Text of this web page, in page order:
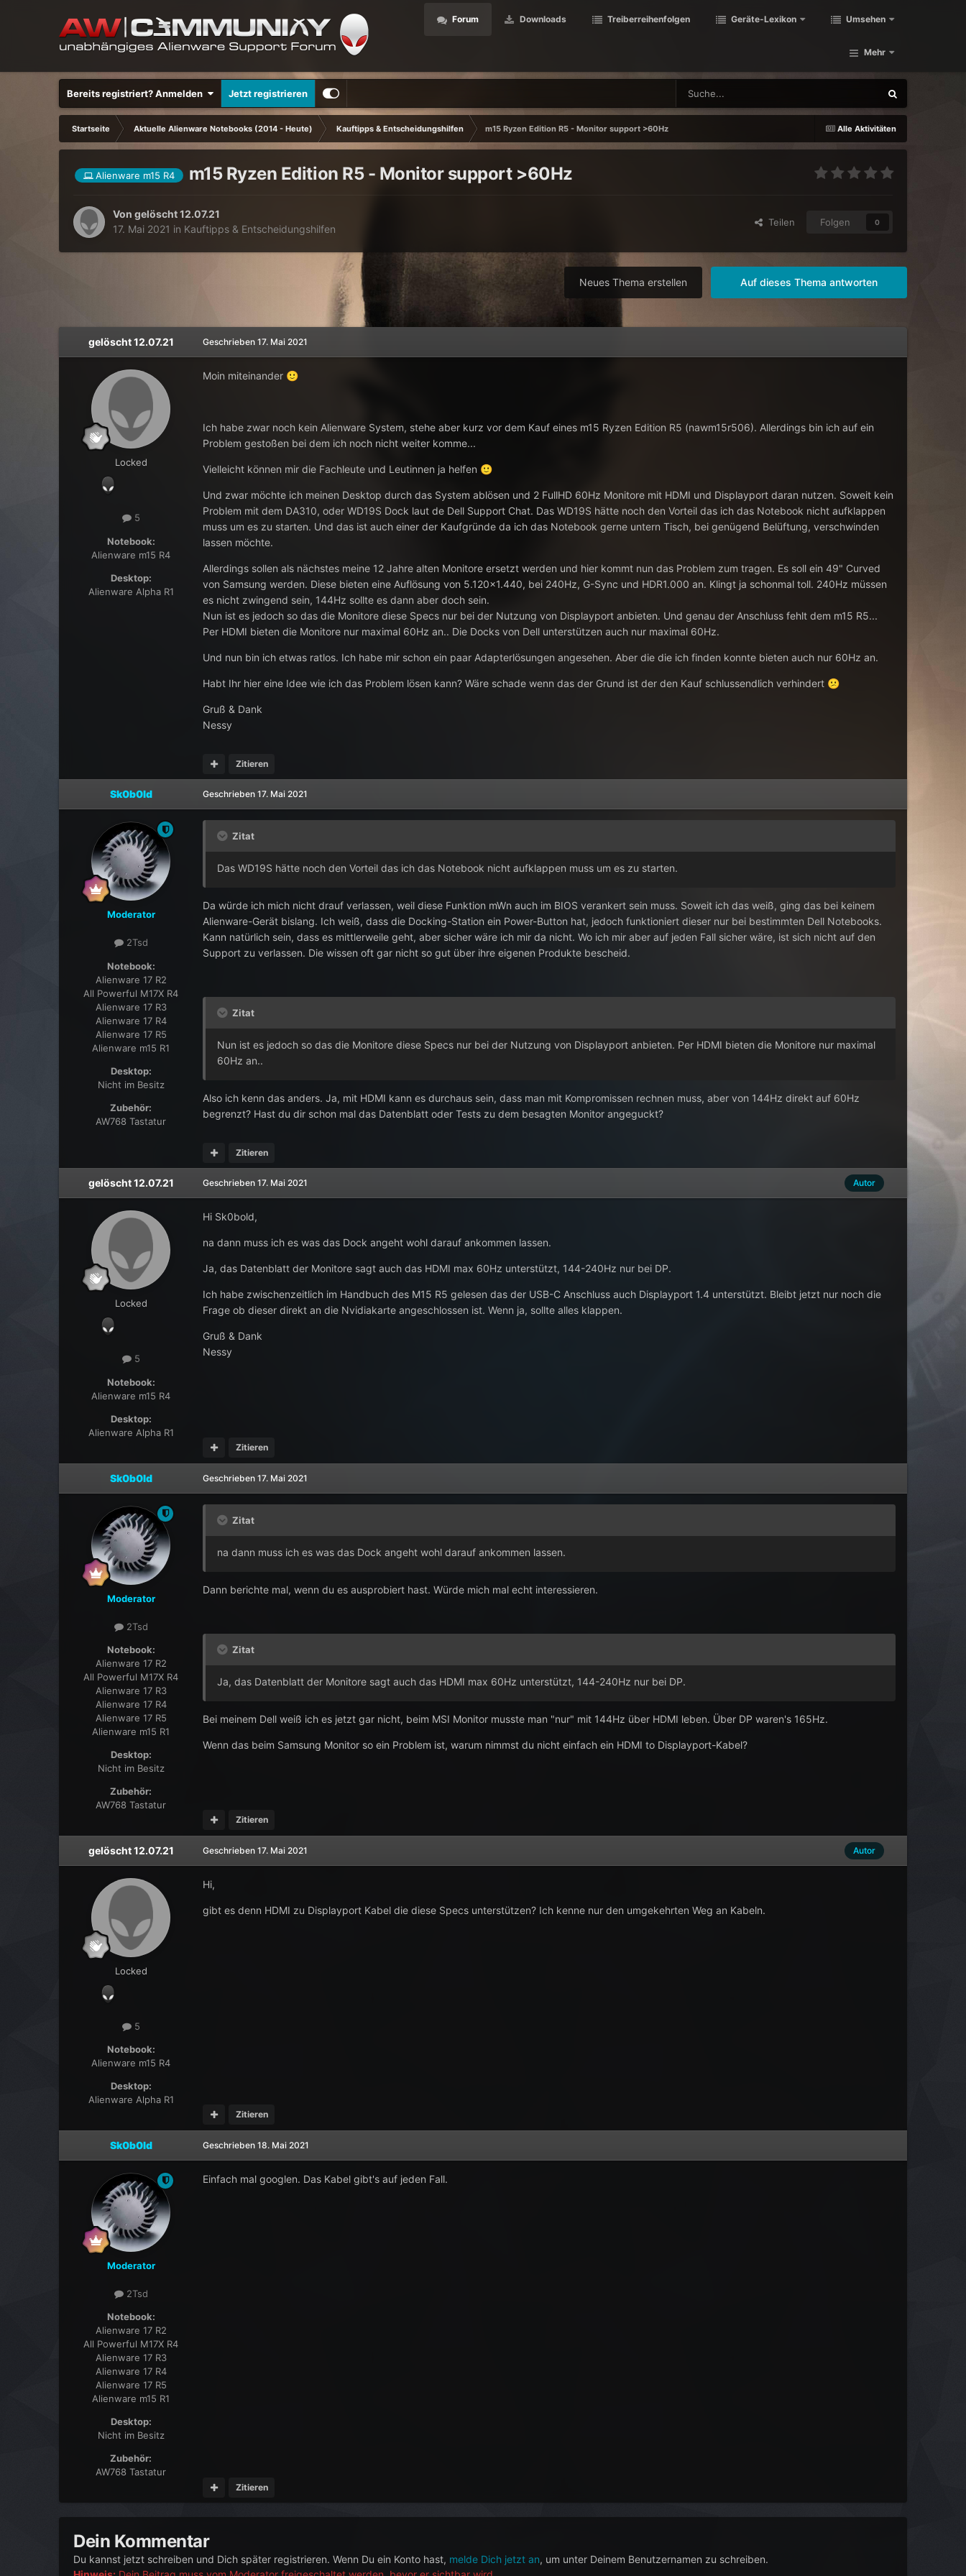
Forum Downloads Treiberreihenfolgen Geräte-Lexikon Umsehen
Mehr
Bereits registriert? Anmelden Jetzt registrieren
Alle Aktivitäten
Startseite Aktuelle Alienware Notebooks (2014 - Heute) Kauftipps & Entscheidungshilfen m15 Ryzen Edition R5 - Monitor support >60Hz
Alienware m15 R4 m15 Ryzen Edition R5 - Monitor support >60Hz
Vongelöscht 12.07.21
17. Mai 2021 in Kauftipps & Entscheidungshilfen
Teilen Folgen 0
Auf dieses Thema antworten
Neues Thema erstellen
gelöscht 12.07.21
Locked
5
Notebook:
Alienware m15 R4
Desktop:
Alienware Alpha R1
Geschrieben17. Mai 2021
Moin miteinander 🙂
Ich habe zwar noch kein Alienware System, stehe aber kurz vor dem Kauf eines m15 Ryzen Edition R5 (nawm15r506). Allerdings bin ich auf ein
Problem gestoßen bei dem ich noch nicht weiter komme...
Vielleicht können mir die Fachleute und Leutinnen ja helfen 🙂
Und zwar möchte ich meinen Desktop durch das System ablösen und 2 FullHD 60Hz Monitore mit HDMI und Displayport daran nutzen. Soweit kein
Problem mit dem DA310, oderWD19S Dock laut de Dell Support Chat. Das WD19S hätte noch den Vorteil das ich das Notebook nicht aufklappen
muss um es zu starten. Und das ist auch einer der Kaufgründe da ich das Notebook gerne untern Tisch, bei genügend Belüftung, verschwinden
lassen möchte.
Allerdings sollen als nächstes meine 12 Jahre alten Monitore ersetzt werden und hier kommt nun das Problem zum tragen. Es soll ein 49" Curved
von Samsung werden. Diese bieten eine Auflösung von 5.120x1.440, bei 240Hz, G-Sync und HDR1.000 an. Klingt ja schonmal toll. 240Hz müssen
es nicht zwingend sein, 144Hz sollte es dann aber doch sein.
Nun ist es jedoch so das die Monitore diese Specs nur bei der Nutzung von Displayport anbieten. Und genau der Anschluss fehlt dem m15 R5...
Per HDMI bieten die Monitore nur maximal 60Hz an.. Die Docks von Dell unterstützen auch nur maximal 60Hz.
Und nun bin ich etwas ratlos. Ich habe mir schon ein paar Adapterlösungen angesehen. Aber die die ich finden konnte bieten auch nur 60Hz an.
Habt Ihr hier eine Idee wie ich das Problem lösen kann? Wäre schade wenn das der Grund ist der den Kauf schlussendlich verhindert 😕
Gruß & Dank
Nessy
Zitieren
Sk0b0ld
Moderator
2Tsd
Notebook:
Alienware 17 R2
All Powerful M17X R4
Alienware 17 R3
Alienware 17 R4
Alienware 17 R5
Alienware m15 R1
Desktop:
Nicht im Besitz
Zubehör:
AW768 Tastatur
Geschrieben17. Mai 2021
Zitat
Das WD19S hätte noch den Vorteil das ich das Notebook nicht aufklappen muss um es zu starten.
Da würde ich mich nicht drauf verlassen, weil diese Funktion mWn auch im BIOS verankert sein muss. Soweit ich das weiß, ging das bei keinem
Alienware-Gerät bislang. Ich weiß, dass die Docking-Station ein Power-Button hat, jedoch funktioniert dieser nur bei bestimmten Dell Notebooks.
Kann natürlich sein, dass es mittlerweile geht, aber sicher wäre ich mir da nicht. Wo ich mir aber auf jeden Fall sicher wäre, ist sich nicht auf den
Support zu verlassen. Die wissen oft gar nicht so gut über ihre eigenen Produkte bescheid.
Zitat
Nun ist es jedoch so das die Monitore diese Specs nur bei der Nutzung von Displayport anbieten. Per HDMI bieten die Monitore nur maximal
60Hz an..
Also ich kenn das anders. Ja, mit HDMI kann es durchaus sein, dass man mit Kompromissen rechnen muss, aber von 144Hz direkt auf 60Hz
begrenzt? Hast du dir schon mal das Datenblatt oder Tests zu dem besagten Monitor angeguckt?
Zitieren
gelöscht 12.07.21
Locked
5
Notebook:
Alienware m15 R4
Desktop:
Alienware Alpha R1
Autor
Geschrieben17. Mai 2021
Hi Sk0bold,
na dann muss ich es was das Dock angeht wohl darauf ankommen lassen.
Ja, das Datenblatt der Monitore sagt auch das HDMI max 60Hz unterstützt, 144-240Hz nur bei DP.
Ich habe zwischenzeitlich im Handbuch des M15 R5 gelesen das der USB-C Anschluss auch Displayport 1.4 unterstützt. Bleibt jetzt nur noch die
Frage ob dieser direkt an die Nvidiakarte angeschlossen ist. Wenn ja, sollte alles klappen.
Gruß & Dank
Nessy
Zitieren
Sk0b0ld
Moderator
2Tsd
Notebook:
Alienware 17 R2
All Powerful M17X R4
Alienware 17 R3
Alienware 17 R4
Alienware 17 R5
Alienware m15 R1
Desktop:
Nicht im Besitz
Zubehör:
AW768 Tastatur
Geschrieben17. Mai 2021
Zitat
na dann muss ich es was das Dock angeht wohl darauf ankommen lassen.
Dann berichte mal, wenn du es ausprobiert hast. Würde mich mal echt interessieren.
Zitat
Ja, das Datenblatt der Monitore sagt auch das HDMI max 60Hz unterstützt, 144-240Hz nur bei DP.
Bei meinem Dell weiß ich es jetzt gar nicht, beim MSI Monitor musste man "nur" mit 144Hz über HDMI leben. Über DP waren's 165Hz.
Wenn das beim Samsung Monitor so ein Problem ist, warum nimmst du nicht einfach ein HDMI to Displayport-Kabel?
Zitieren
gelöscht 12.07.21
Locked
5
Notebook:
Alienware m15 R4
Desktop:
Alienware Alpha R1
Autor
Geschrieben17. Mai 2021
Hi,
gibt es denn HDMI zu Displayport Kabel die diese Specs unterstützen? Ich kenne nur den umgekehrten Weg an Kabeln.
Zitieren
Sk0b0ld
Moderator
2Tsd
Notebook:
Alienware 17 R2
All Powerful M17X R4
Alienware 17 R3
Alienware 17 R4
Alienware 17 R5
Alienware m15 R1
Desktop:
Nicht im Besitz
Zubehör:
AW768 Tastatur
Geschrieben18. Mai 2021
Einfach mal googlen. Das Kabel gibt's auf jeden Fall.
Zitieren
Dein Kommentar
Du kannst jetzt schreiben und Dich später registrieren. Wenn Du ein Konto hast, melde Dich jetzt an, um unter Deinem Benutzernamen zu schreiben.